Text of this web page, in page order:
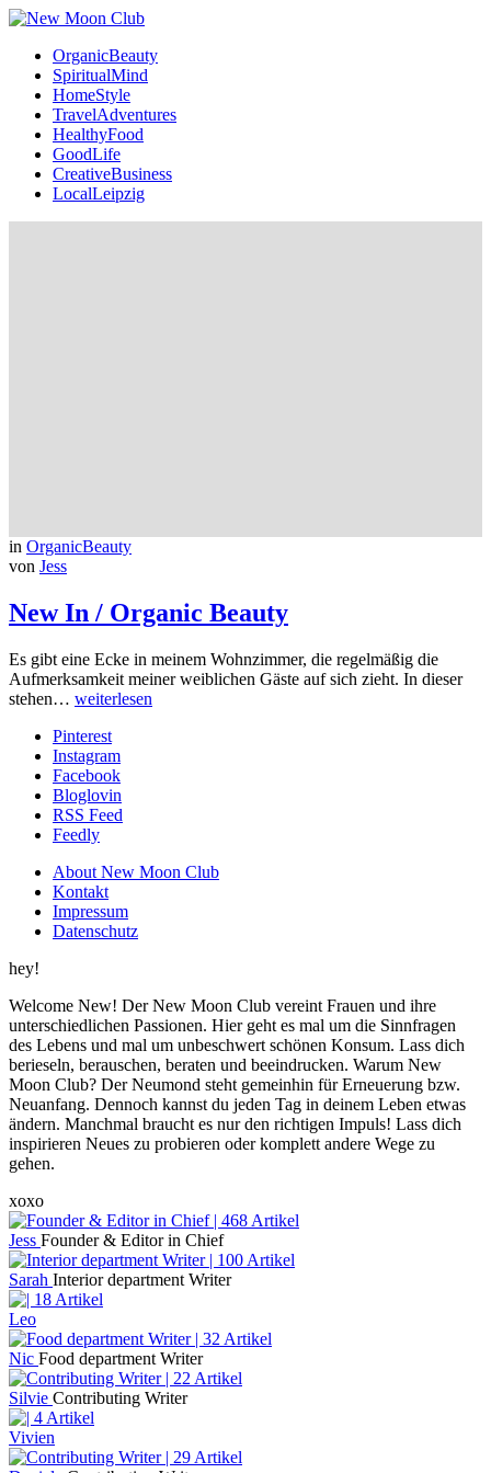
OrganicBeauty
SpiritualMind
HomeStyle
TravelAdventures
HealthyFood
GoodLife
CreativeBusiness
LocalLeipzig
in OrganicBeauty
von Jess
New In / Organic Beauty
Es gibt eine Ecke in meinem Wohnzimmer, die regelmäßig die
Aufmerksamkeit meiner weiblichen Gäste auf sich zieht. In dieser
stehen… weiterlesen
Pinterest
Instagram
Facebook
Bloglovin
RSS Feed
Feedly
About New Moon Club
Kontakt
Impressum
Datenschutz
hey!
Welcome New! Der New Moon Club vereint Frauen und ihre
unterschiedlichen Passionen. Hier geht es mal um die Sinnfragen
des Lebens und mal um unbeschwert schönen Konsum. Lass dich
berieseln, berauschen, beraten und beeindrucken. Warum New
Moon Club? Der Neumond steht gemeinhin für Erneuerung bzw.
Neuanfang. Dennoch kannst du jeden Tag in deinem Leben etwas
ändern. Manchmal braucht es nur den richtigen Impuls! Lass dich
inspirieren Neues zu probieren oder komplett andere Wege zu
gehen.
xoxo
Jess Founder & Editor in Chief
Sarah Interior department Writer
Leo
Nic Food department Writer
Silvie Contributing Writer
Vivien